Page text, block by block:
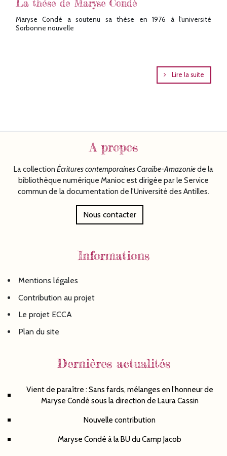
La thèse de Maryse Condé
Maryse Condé a soutenu sa thèse en 1976 à l'université
Sorbonne nouvelle
Lire la suite
A propos
La collection Écriturescontemporaines Caraïbe-Amazoniede la
bibliothèque numérique Manioc est dirigée par le Service
commun de la documentation de l'Université des Antilles.
Nous contacter
Informations
Mentions légales
Contribution au projet
Le projet ECCA
Plan du site
Dernières actualités
Vient de paraître : Sans fards, mélanges en l’honneur de
Maryse Condé sous la direction de Laura Cassin
Nouvelle contribution
Maryse Condé à la BU du Camp Jacob